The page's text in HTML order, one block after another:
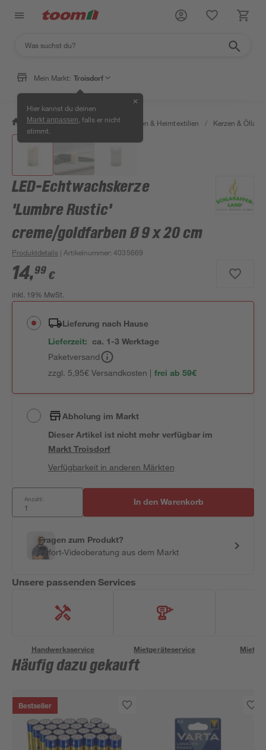
Mein Markt: Troisdorf
Hier kannst du deinen
Markt anpassen , falls er nicht
stimmt.
✕
/ Wohnen & Haushalt / Dekoration & Heimtextilien / Kerzen &
LED-Echtwachskerze
'Lumbre Rustic'
creme/goldfarben Ø 9 x 20 cm
Produktdetails | Artikelnummer:4035669
14,99 €
inkl. 19% MwSt.
Lieferung nach Hause
Lieferzeit: ca. 1-3 Werktage
Paketversand
zzgl. 5,95€ Versandkosten | frei ab 59€
Abholung im Markt
Dieser Artikel ist nicht mehr verfügbar im
MarktTroisdorf
Verfügbarkeit in anderen Märkten
Anzahl: In den Warenkorb
Fragen zum Produkt?
Sofort-Videoberatung aus dem Markt
Unsere passenden Services
Handwerksservice Mietgeräteservice
Häufig dazu gekauft
Bestseller